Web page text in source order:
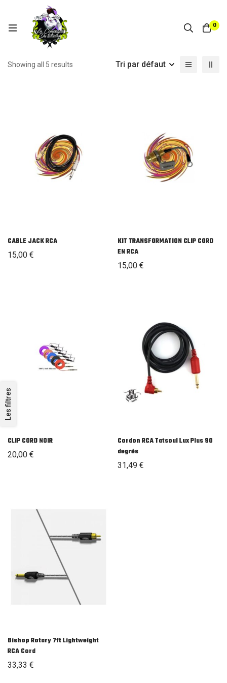
0
Les filtres
Showing all 5 results Tri par défaut
CABLE JACK RCA
15,00 €
KIT TRANSFORMATION CLIP CORD
EN RCA
15,00 €
CLIP CORD NOIR
20,00 €
Cordon RCA Tatsoul Lux Plus 90
degrés
31,49 €
Bishop Rotary 7ft Lightweight
RCA Cord
33,33 €